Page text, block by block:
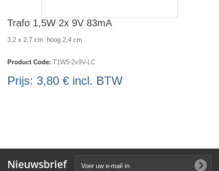
Trafo 1,5W 2x 9V 83mA
3,2 x 2,7 cm hoog 2,4 cm
Product Code: T1W5-2x9V-LC
Prijs: 3,80 € incl. BTW
Nieuwsbrief